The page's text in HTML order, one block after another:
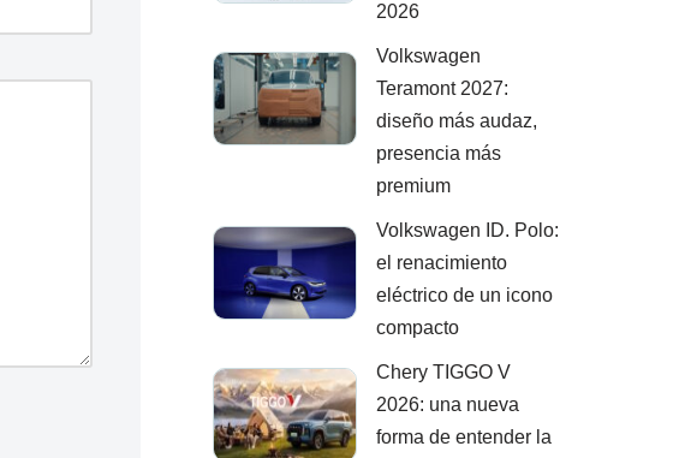
2026
Volkswagen
Teramont 2027:
diseño más audaz,
presencia más
premium
Volkswagen ID. Polo:
el renacimiento
eléctrico de un icono
compacto
Chery TIGGO V
2026: una nueva
forma de entender la